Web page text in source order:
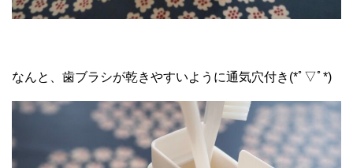
なんと、歯ブラシが乾きやすいように通気穴付き(*ﾟ▽ﾟ*)